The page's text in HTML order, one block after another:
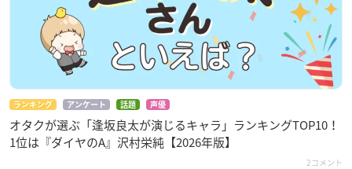
ランキング アンケート 話題 声優
オタクが選ぶ「逢坂良太が演じるキャラ」ランキングTOP10！
1位は『ダイヤのA』沢村栄純【2026年版】
2コメント